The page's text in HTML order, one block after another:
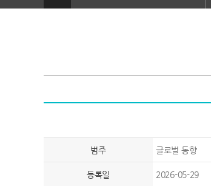
범주 글로벌 동향
등록일 2026-05-29